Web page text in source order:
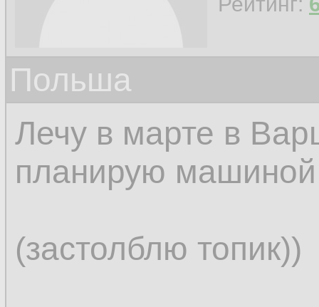
Польша
Лечу в марте в
планирую
(застолблю топик))